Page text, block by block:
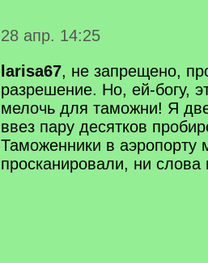
28 апр. 14:25
larisa67, не запрещено,
разрешение. Но, ей-богу,
мелочь для таможни! Я
ввез пару десятков
Таможенники в аэропорту
просканировали, ни слова